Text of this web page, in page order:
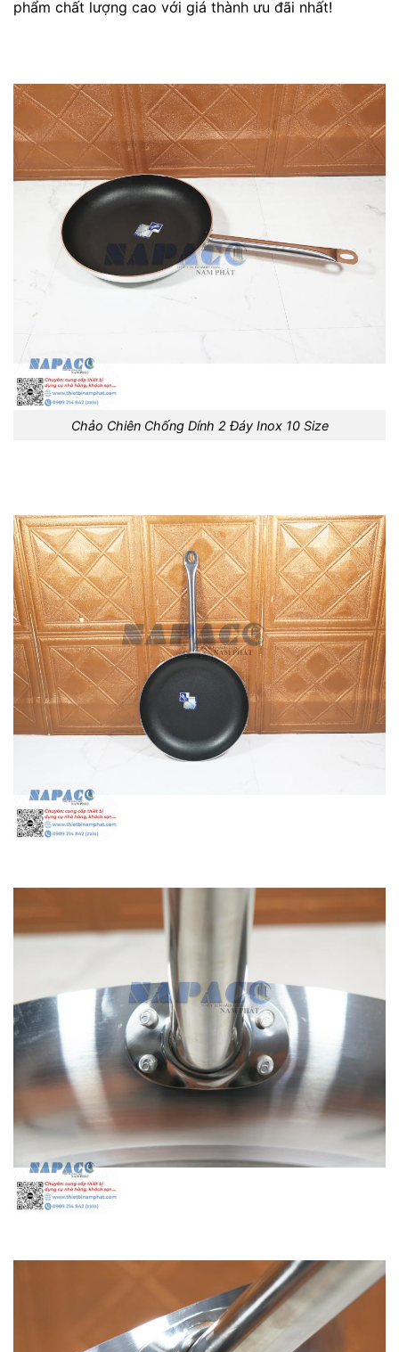
phẩm chất lượng cao với giá thành ưu đãi nhất!
Chảo Chiên Chống Dính 2 Đáy Inox 10 Size